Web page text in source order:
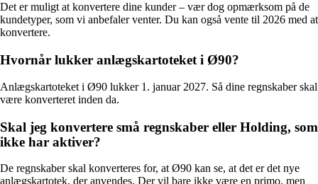
Det er muligt at konvertere dine kunder – vær dog opmærksom på de
kundetyper, som vi anbefaler venter. Du kan også vente til 2026 med at
konvertere.
Hvornår lukker anlægskartoteket i Ø90?
Anlægskartoteket i Ø90 lukker 1. januar 2027. Så dine regnskaber skal
være konverteret inden da.
Skal jeg konvertere små regnskaber eller Holding, som
ikke har aktiver?
De regnskaber skal konverteres for, at Ø90 kan se, at det er det nye
anlægskartotek, der anvendes. Der vil bare ikke være en primo, men